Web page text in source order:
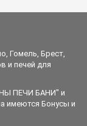
Гомель, Брест,
и печей для
ПЕЧИ БАНИ" и
имеются Бонусы и